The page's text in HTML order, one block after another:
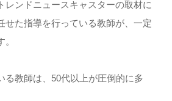
レンドニュースキャスターの取材に
せた指導を行っている教師が、一定
る教師は、50代以上が圧倒的に多